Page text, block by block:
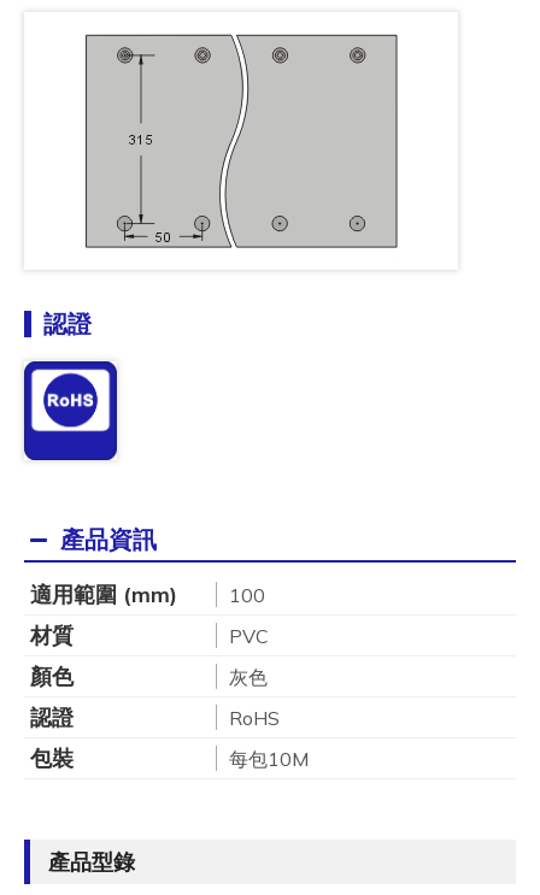
認證
產品資訊
適用範圍 (mm) 100
材質 PVC
顏色 灰色
認證 RoHS
包裝 每包10M
產品型錄